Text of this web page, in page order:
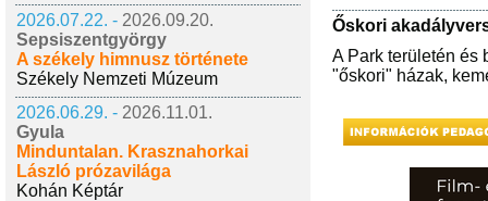
2026.07.22. - 2026.09.20.
Sepsiszentgyörgy
A székely himnusz története
Székely Nemzeti Múzeum
2026.06.29. - 2026.11.01.
Gyula
Minduntalan. Krasznahorkai
László prózavilága
Kohán Képtár
Őskori
A Park területén és
"őskori" házak,